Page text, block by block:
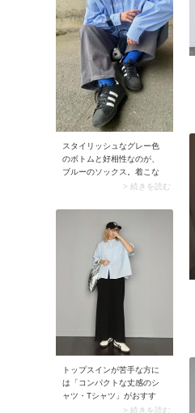
は、大人カジュアルにもっ
てこいな名品なんです。
スタイリッシュなグレー色
のボトムと好相性なのが、
ブルーのソックス。着こな
しをすっきりとクリーンな
アルなスニーカーとの組み
合わせも、このコンビなら
どこかきれいめに。洗練さ
れた雰囲気に仕上がります
> 続きを読む
トップスインが苦手な方に
は「コンパクトな丈感のシ
ャツ・Tシャツ」がおすす
め。裾を出してもゾロリと
> 続きを読む